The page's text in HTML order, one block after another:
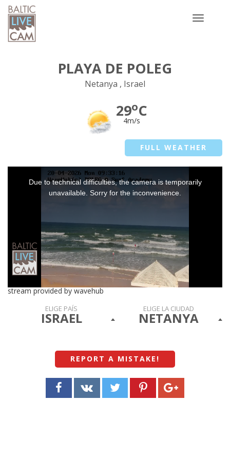
Toggle
PLAYA DE POLEG
Netanya , Israel
29oC
4m/s
FULL WEATHER
Due to technical difficulties, the camera is temporarily
unavailable. Sorry for the inconvenience.
stream provided by wavehub
ELIGE PAÍS
ISRAEL
ELIGE LA CIUDAD
NETANYA
REPORT A MISTAKE !